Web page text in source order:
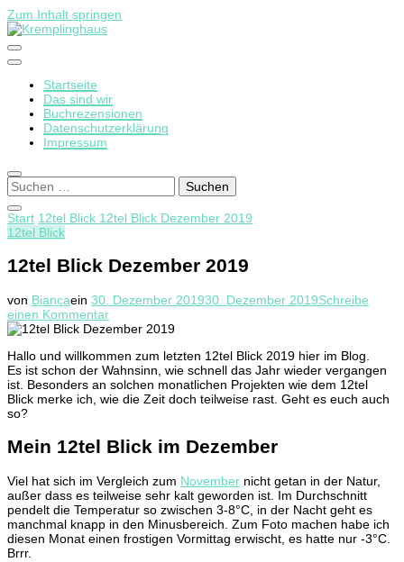
Zum Inhalt springen
Kremplinghaus
Startseite
Das sind wir
Buchrezensionen
Datenschutzerklärung
Impressum
Suchen
nach:
Start 12tel Blick 12tel Blick Dezember 2019
12tel Blick
12tel Blick Dezember 2019
von Biancaein 30. Dezember 201930. Dezember 2019Schreibe
einen Kommentarzu
12tel
Dezember
2019
Hallo und willkommen zum letzten 12tel Blick 2019 hier im Blog.
Es ist schon der Wahnsinn, wie schnell das Jahr wieder vergangen
ist. Besonders an solchen monatlichen Projekten wie dem 12tel
Blick merke ich, wie die Zeit doch teilweise rast. Geht es euch auch
so?
Mein 12tel Blick im Dezember
Viel hat sich im Vergleich zum November nicht getan in der Natur,
außer dass es teilweise sehr kalt geworden ist. Im Durchschnitt
pendelt die Temperatur so zwischen 3-8°C, in der Nacht geht es
manchmal knapp in den Minusbereich. Zum Foto machen habe ich
diesen Monat einen frostigen Vormittag erwischt, es hatte nur -3°C.
Brrr.